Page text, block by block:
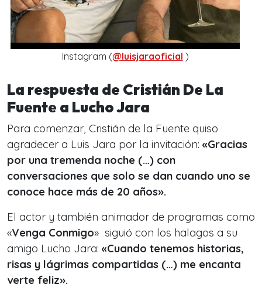
Instagram (@luisjaraoficial )
La respuesta de Cristián De La
Fuente a Lucho Jara
Para comenzar, Cristián de la Fuente quiso
agradecer a Luis Jara por la invitación: «Gracias
por una tremenda noche (…) con
conversaciones que solo se dan cuando uno se
conoce hace más de 20 años».
El actor y también animador de programas como
«Venga Conmigo» siguió con los halagos a su
amigo Lucho Jara: «Cuando tenemos historias,
risas y lágrimas compartidas (…) me encanta
verte feliz».